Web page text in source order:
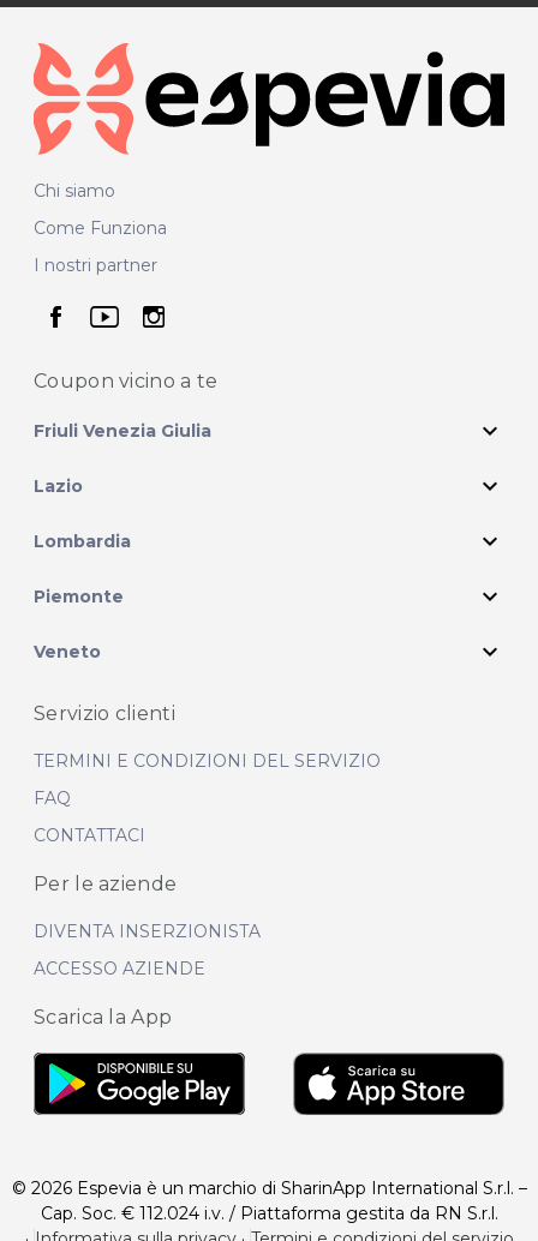
Chi siamo
Come Funziona
I nostri partner
seguici su facebook
seguici su youtube
seguici su instagram
Coupon vicino a te
Friuli Venezia Giulia expand_more
Lazio expand_more
Lombardia expand_more
Piemonte expand_more
Veneto expand_more
Servizio clienti
TERMINI E CONDIZIONI DEL SERVIZIO
FAQ
CONTATTACI
Per le aziende
DIVENTA INSERZIONISTA
ACCESSO AZIENDE
Scarica la App
© 2026 Espevia è un marchio di SharinApp International S.r.l. –
Cap. Soc. € 112.024 i.v. / Piattaforma gestita da RN S.r.l.